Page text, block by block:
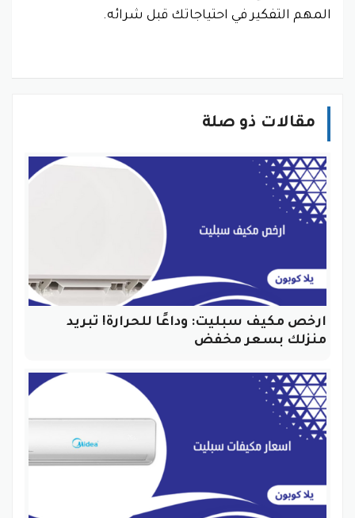
المهم التفكير في احتياجاتك قبل شرائه.
مقالات ذو صلة
ارخص مكيف سبليت: وداعًا للحرارة! تبريد
منزلك بسعر مخفض